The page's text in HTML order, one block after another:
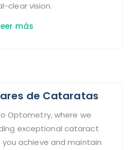
clear vision.
más
de Cataratas
Optometry, where we
exceptional cataract
achieve and maintain